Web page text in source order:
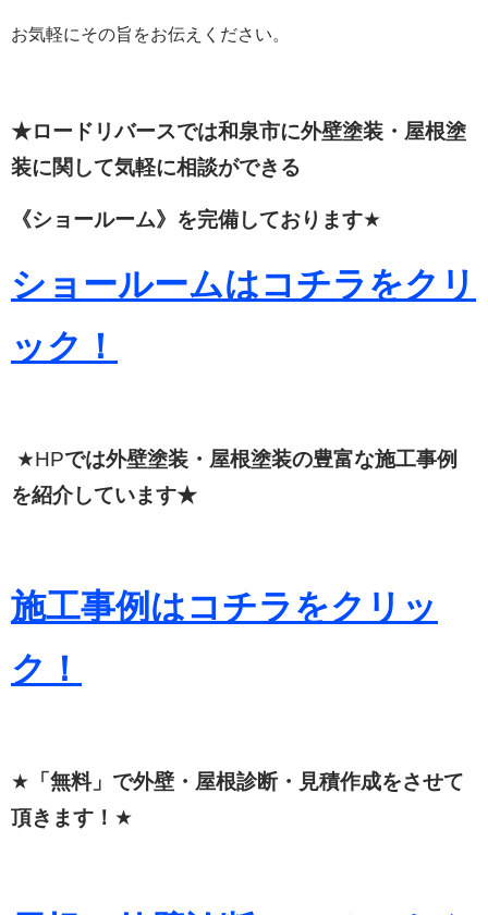
お気軽にその旨をお伝えください。
★ロードリバースでは和泉市に外壁塗装・屋根塗
装に関して気軽に相談ができる
《ショールーム》を完備しております★
ショールームはコチラをクリ
ック！
★HPでは外壁塗装・屋根塗装の豊富な施工事例
を紹介しています★
施工事例はコチラをクリッ
ク！
★ 「無料」で外壁・屋根診断・見積作成をさせて
頂きます！ ★